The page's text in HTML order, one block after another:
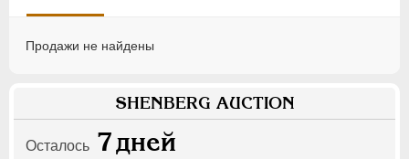
Продажи не найдены
SHENBERG AUCTION
Осталось 7дней